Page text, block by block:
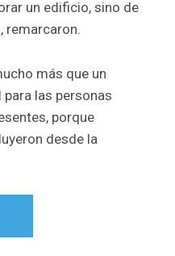
un edificio, sino de
remarcaron.
más que un
las personas
porque
desde la